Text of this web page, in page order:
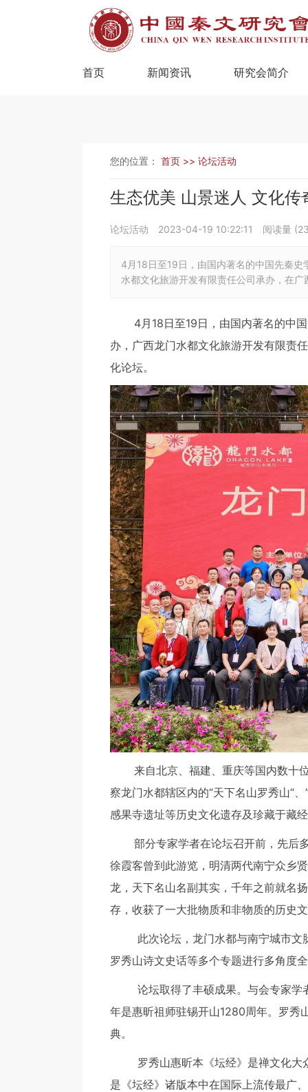
首页 新闻资讯 研究会简介
您的位置： 首页 >> 论坛活动
生态优美 山景迷人 文化
论坛活动 2023-04-19 10:22:11 阅读量 (
4月18日至19日，由国内著名的中国先秦
水都文化旅游开发有限责任公司承办，在
4月18日至19日，由国内著名的中国
办，广西龙门水都文化旅游开发有限责
化论坛。
来自北京、福建、重庆等国内数十位
察龙门水都辖区内的“天下名山罗秀山“
感果寺遗址等历史文化遗存及珍藏于藏
部分专家学者在论坛召开前，先后多
徐霞客曾到此游览，明清两代南宁众乡
龙，天下名山名副其实，千年之前就名
存，收获了一大批物质和非物质的历史
此次论坛，龙门水都与南宁城市文脉
罗秀山诗文史话等多个专题进行多角度
论坛取得了丰硕成果。与会专家学者
年是惠昕祖师驻锡开山1280周年。罗秀
典。
罗秀山惠昕本《坛经》是禅文化大众
是《坛经》诸版本中在国际上流传最广